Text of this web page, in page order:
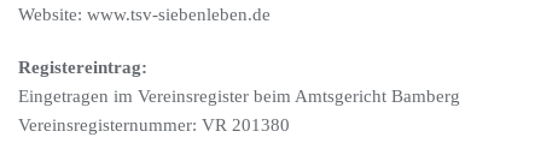
Website: www.tsv-siebenleben.de
Registereintrag:
Eingetragen im Vereinsregister beim Amtsgericht Bamberg
Vereinsregisternummer: VR 201380